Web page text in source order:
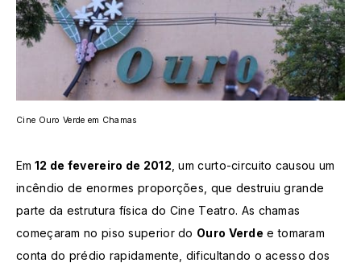
Cine Ouro Verde em Chamas
Em 12 de fevereiro de 2012 , um curto-circuito causou um
incêndio de enormes proporções, que destruiu grande
parte da estrutura física do Cine Teatro. As chamas
começaram no piso superior do Ouro Verde e tomaram
conta do prédio rapidamente, dificultando o acesso dos